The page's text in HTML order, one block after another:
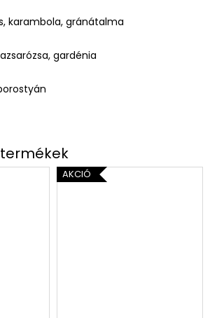
karambola, gránátalma
gardénia
AKCIÓ